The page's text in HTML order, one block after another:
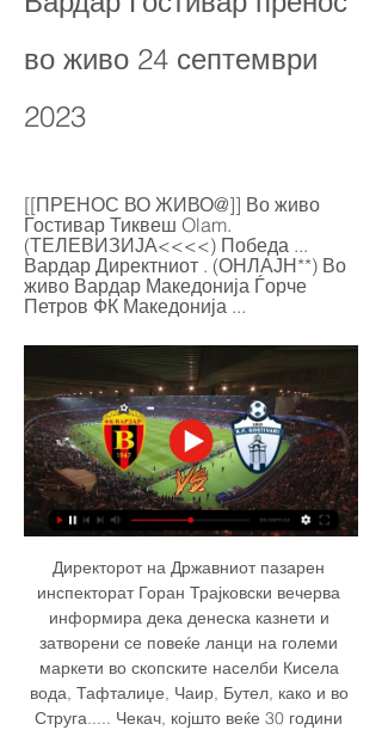
во живо 24 септември
2023
[[ПРЕНОС ВО ЖИВО@]] Во живо
Гостивар Тиквеш Olam.
(ТЕЛЕВИЗИЈА<<<<) Победа ...
Вардар Директниот . (ОНЛАЈН**) Во
живо Вардар Македонија Ѓорче
Петров ФК Македонија ...
Директорот на Државниот пазарен
инспекторат Горан Трајковски вечерва
информира дека денеска казнети и
затворени се повеќе ланци на големи
маркети во скопските населби Кисела
вода, Тафталиџе, Чаир, Бутел, како и во
Струга..... Чекач, којшто веќе 30 години